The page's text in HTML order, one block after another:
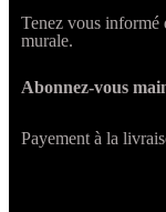
Tenez vous informé
murale.
Abonnez-vous
Payement à la